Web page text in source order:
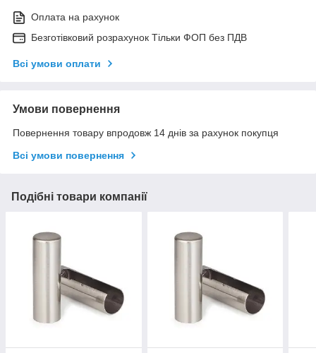
Оплата на рахунок
Безготівковий розрахунок Тільки ФОП без ПДВ
Всі умови оплати
Умови повернення
Повернення товару впродовж 14 днів за рахунок покупця
Всі умови повернення
Подібні товари компанії